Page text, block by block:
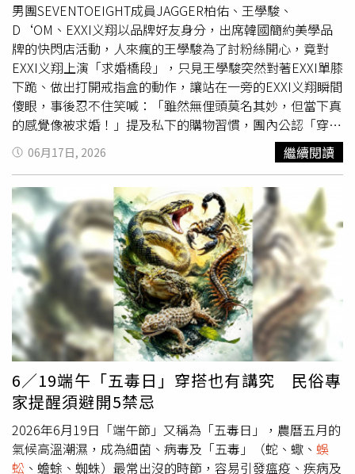
男團SEVENTOEIGHT成員JAGGER柏佑、王學駿、
D‘OM、EXXI义翔以品牌好友身分，出席韓國簡約美學品
牌的快閃店活動，人來瘋的王學駿為了討粉絲開心，竟對
EXXI义翔上演「求婚橋段」，只見王學駿突然對著EXXI單膝
下跪、做出打開戒指盒的動作，讓站在一旁的EXXI义翔瞬間
傻眼，事後忍不住笑喊：「雖然無俚頭莫名其妙，但當下真
的感覺像被求婚！」提及私下的購物習慣，團內公認「穿搭
擔當」的JAGGER柏佑超愛逛街，即使家中衣櫥已經快炸
開，只要版型對、材質好幾乎不會猶豫，他笑說：「曾經看
到一件超喜歡的外套，即使尺寸小一號還是硬買，現在變成
收藏品。」D’OM則是「重度帽子收藏家」，自豪家中已
有30多頂帽子，看到喜歡的款式一定要帶回家，笑說：「可
以戴在頭上就好！」SEVENTOEIGHT分享私下購物習慣。
（圖／THE HYUNDAI 現代百貨提供）王學駿說自己有「購
物癖」，有時候看到一見鍾情的單品，會失控買到想要「剁
手」，他回憶起之前去韓國受訓時，在空檔跑去買造型服，
「原本只想買一件外套，結果最後直接買到快一個行李
箱！」運動員出身的他自曝櫃子打開全都是鞋帽T、素T跟球
鞋，「朋友都開玩笑說我屬『蜈蚣』，光是現在就有2、30
雙球鞋跑不掉！」EXXI义翔相對理性，「我是那種很喜歡的
東西可以放購物車三天猶豫考慮的人，不過最衝動的一次購
物，是有一次半夜刷到我想買的音樂器材，睡醒就刷卡
了！」近期因隊長麒文跟團員美祥M陸續當兵，改以四人體
制活動的他們坦言：「覺得休息室突然變得比較安靜！還在
適應中，很期待他們早日回歸！」王學駿表示：「比起薪水
06月17日, 2026 繼續閱讀
6／19端午「五毒日」穿搭也有講究 民俗專
家提醒須避開5禁忌
2026年6月19日「端午節」又稱為「五毒日」，農曆五月的
氣候高溫潮濕，成為細菌、病毒及「五毒」（蛇、蠍、 蜈
蚣 、蟾蜍、蜘蛛）最常出沒的時節，容易引發瘟疫、疾病及